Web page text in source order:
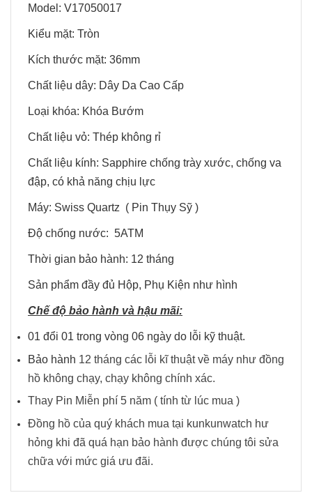
Model: V17050017
Kiểu mặt: Tròn
Kích thước mặt: 36mm
Chất liệu dây: Dây Da Cao Cấp
Loại khóa: Khóa Bướm
Chất liệu vỏ: Thép không rỉ
Chất liệu kính: Sapphire chống trày xước, chống va
đập, có khả năng chịu lực
Máy: Swiss Quartz ( Pin Thụy Sỹ )
Độ chống nước: 5ATM
Thời gian bảo hành: 12 tháng
Sản phẩm đầy đủ Hộp, Phụ Kiện như hình
Chế độ bảo hành và hậu mãi:
01 đổi 01 trong vòng 06 ngày do lỗi kỹ thuật.
Bảo hành 12 tháng các lỗi kĩ thuật về máy như đồng
hồ không chạy, chạy không chính xác.
Thay Pin Miễn phí 5 năm ( tính từ lúc mua )
Đồng hồ của quý khách mua tại kunkunwatch hư
hỏng khi đã quá hạn bảo hành được chúng tôi sửa
chữa với mức giá ưu đãi.